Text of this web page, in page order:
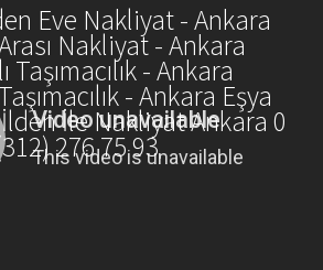
Eve Nakliyat - Ankara
Nakliyat - Ankara
Taşımacılık - Ankara
- Ankara Eşya
İle Nakliyat Ankara 0
276 75 93